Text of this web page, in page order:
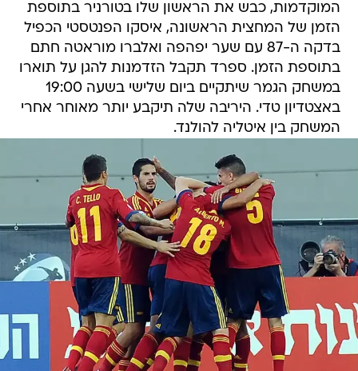
המוקדמות, כבש את הראשון שלו בטורניר בתוספת
הזמן של המחצית הראשונה, איסקו הפנטסטי הכפיל
בדקה ה-87 עם שער יפהפה ואלברו מוראטה חתם
בתוספת הזמן. ספרד תקבל הזדמנות להגן על תוארו
במשחק הגמר שיתקיים ביום שלישי בשעה 19:00
באצטדיון טדי. היריבה שלה תיקבע יותר מאוחר אחרי
המשחק בין איטליה להולנד.